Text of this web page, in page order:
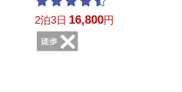
2泊3日 16,800円